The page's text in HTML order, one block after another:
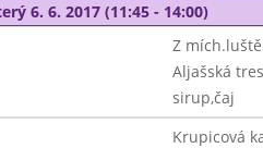
6. 6. 2017 (11:45 - 14:00)
Z
Aljašská
sirup,čaj
Krupicová